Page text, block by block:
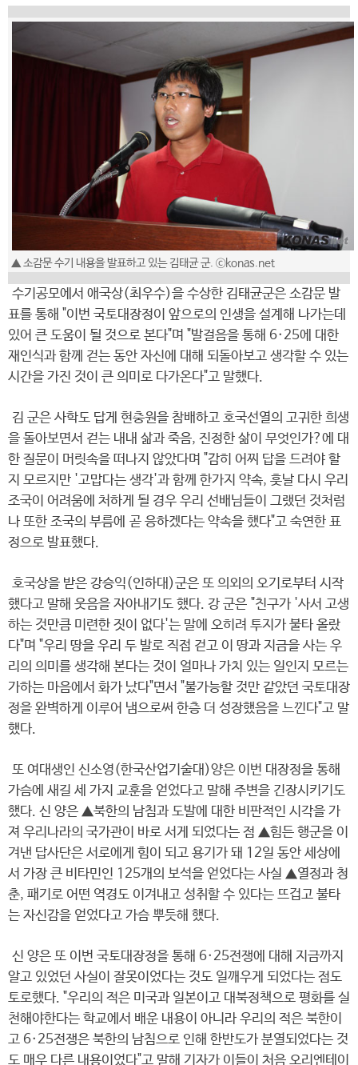
▲ 소감문 수기 내용을 발표하고 있는 김태균 군. ⓒkonas.net
수기공모에서 애국상(최우수)을 수상한 김태균군은 소감문 발
표를 통해 "이번 국토대장정이 앞으로의 인생을 설계해 나가는데
있어 큰 도움이 될 것으로 본다"며 "발걸음을 통해 6·25에 대한
재인식과 함께 걷는 동안 자신에 대해 되돌아보고 생각할 수 있는
시간을 가진 것이 큰 의미로 다가온다"고 말했다.
김 군은 사학도 답게 현충원을 참배하고 호국선열의 고귀한 희생
을 돌아보면서 걷는 내내 삶과 죽음, 진정한 삶이 무엇인가?에 대
한 질문이 머릿속을 떠나지 않았다며 "감히 어찌 답을 드려야 할
지 모르지만 '고맙다는 생각'과 함께 한가지 약속, 훗날 다시 우리
조국이 어려움에 처하게 될 경우 우리 선배님들이 그랬던 것처럼
나 또한 조국의 부름에 곧 응하겠다는 약속을 했다"고 숙연한 표
정으로 발표했다.
호국상을 받은 강승익(인하대)군은 또 의외의 오기로부터 시작
했다고 말해 웃음을 자아내기도 했다. 강 군은 "친구가 '사서 고생
하는 것만큼 미련한 짓이 없다'는 말에 오히려 투지가 불타 올랐
다"며 "우리 땅을 우리 두 발로 직접 걷고 이 땅과 지금을 사는 우
리의 의미를 생각해 본다는 것이 얼마나 가치 있는 일인지 모르는
가하는 마음에서 화가 났다"면서 "불가능할 것만 같았던 국토대장
정을 완벽하게 이루어 냄으로써 한층 더 성장했음을 느낀다"고 말
했다.
또 여대생인 신소영(한국산업기술대)양은 이번 대장정을 통해
가슴에 새길 세 가지 교훈을 얻었다고 말해 주변을 긴장시키기도
했다. 신 양은 ▲북한의 남침과 도발에 대한 비판적인 시각을 가
져 우리나라의 국가관이 바로 서게 되었다는 점 ▲힘든 행군을 이
겨낸 답사단은 서로에게 힘이 되고 용기가 돼 12일 동안 세상에
서 가장 큰 비타민인 125개의 보석을 얻었다는 사실 ▲열정과 청
춘, 패기로 어떤 역경도 이겨내고 성취할 수 있다는 뜨겁고 불타
는 자신감을 얻었다고 가슴 뿌듯해 했다.
신 양은 또 이번 국토대장정을 통해 6·25전쟁에 대해 지금까지
알고 있었던 사실이 잘못이었다는 것도 일깨우게 되었다는 점도
토로했다. "우리의 적은 미국과 일본이고 대북정책으로 평화를 실
천해야한다는 학교에서 배운 내용이 아니라 우리의 적은 북한이
고 6·25전쟁은 북한의 남침으로 인해 한반도가 분열되었다는 것
도 매우 다른 내용이었다"고 말해 기자가 이들이 처음 오리엔테이